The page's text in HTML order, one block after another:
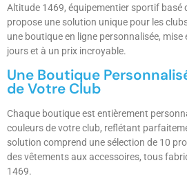
Altitude 1469, équipementier sportif basé
propose une solution unique pour les
une boutique en ligne personnalisée, mise
jours et à un prix incroyable.
Une Boutique
de Votre Club
Chaque boutique est entièrement
couleurs de votre club, reflétant
solution comprend une sélection de 10
des vêtements aux accessoires, tous
1469.